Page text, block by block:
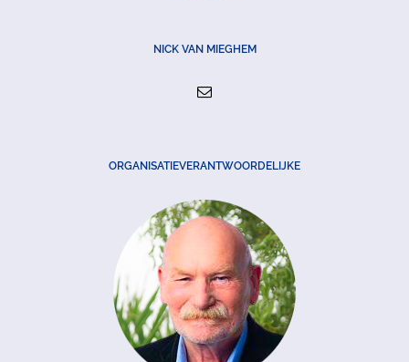
NICK VAN MIEGHEM
ORGANISATIEVERANTWOORDELIJKE